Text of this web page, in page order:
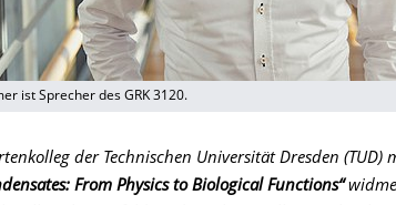
ist Sprecher des GRK 3120.
der Technischen Universität Dresden (TUD)
From Physics to Biological Functions“